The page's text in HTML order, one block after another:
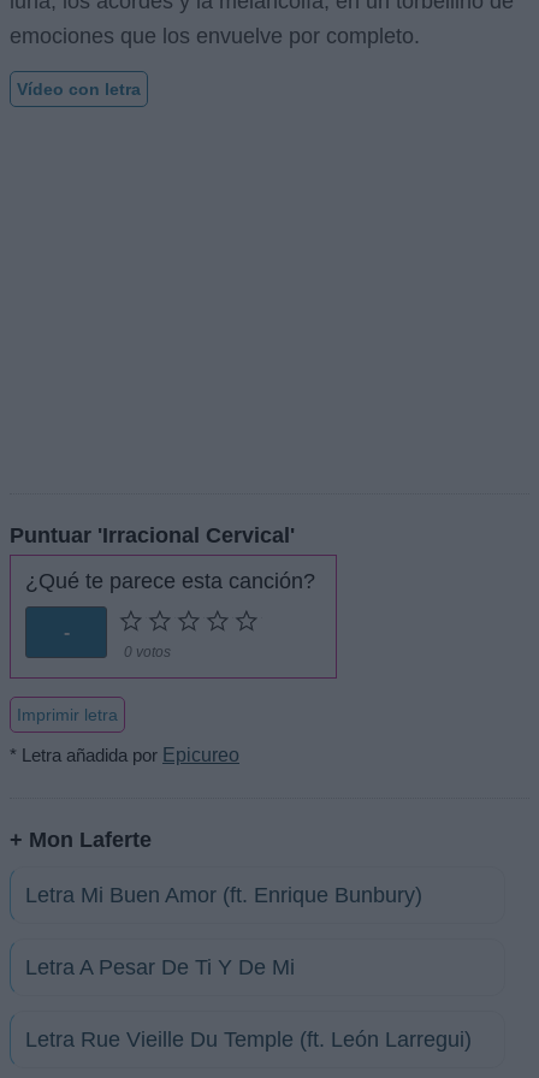
emociones que los envuelve por completo.
Vídeo con letra
Puntuar 'Irracional Cervical'
¿Qué te parece esta canción?
-
0 votos
Imprimir letra
* Letra añadida por Epicureo
+ Mon Laferte
Letra Mi Buen Amor (ft. Enrique Bunbury)
Letra A Pesar De Ti Y De Mi
Letra Rue Vieille Du Temple (ft. León Larregui)